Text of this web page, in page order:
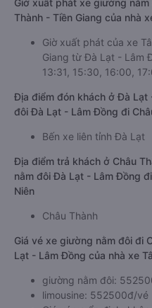
Giờ xuất phát xe giường
Thành - Tiền Giang của nhà
Giờ xuất phát của xe
Giang từ Đà Lạt - Lâm
13:31, 15:30, 16:00,
Địa điểm đón khách ở Đà
đôi Đà Lạt - Lâm Đồng đi
Bến xe liên tỉnh Đà Lạt
Địa điểm trả khách ở Châu
nằm đôi Đà Lạt - Lâm Đồng
Niên
Châu Thành
Giá vé xe giường nằm đôi đi
Lạt - Lâm Đồng của nhà xe
giường nằm đôi:
limousine: 552500đ/vé